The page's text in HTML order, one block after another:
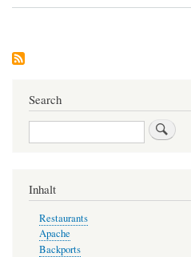
Search
Search
Inhalt
Restaurants
Apache
Backports